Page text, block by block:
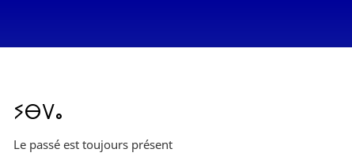
ⵢⴱⴸⴰ
Le passé est toujours présent